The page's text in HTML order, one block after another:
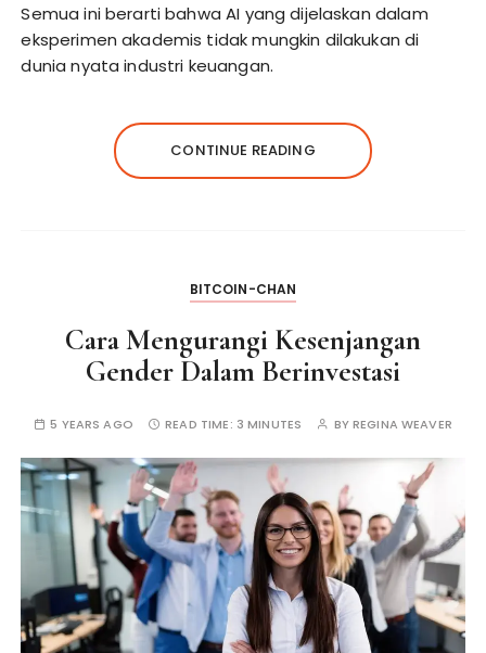
Semua ini berarti bahwa AI yang dijelaskan dalam
eksperimen akademis tidak mungkin dilakukan di
dunia nyata industri keuangan.
CONTINUE READING
BITCOIN-CHAN
Cara Mengurangi Kesenjangan
Gender Dalam Berinvestasi
5 YEARS AGO READ TIME: 3 MINUTES BYREGINA WEAVER